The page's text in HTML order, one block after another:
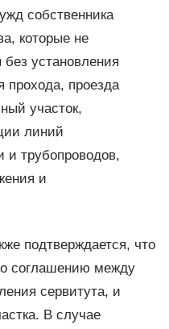
собственника
которые не
установления
прохода, проезда
участок,
линий
и трубопроводов,
и
подтверждается, что
соглашению между
сервитута, и
В случае